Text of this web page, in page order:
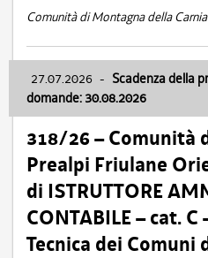
Comunità di Montagna della Carnia
27.07.2026 - Scadenza della
domande: 30.08.2026
318/26 – Comunità
Prealpi Friulane
di ISTRUTTORE
CONTABILE – cat. C
Tecnica dei Comuni